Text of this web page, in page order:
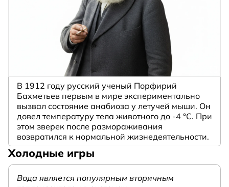
В 1912 году русский ученый Порфирий
Бахметьев первым в мире экспериментально
вызвал состояние анабиоза у летучей мыши. Он
довел температуру тела животного до -4 °C. При
этом зверек после размораживания
возвратился к нормальной жизнедеятельности.
Холодные игры
Вода является популярным вторичным